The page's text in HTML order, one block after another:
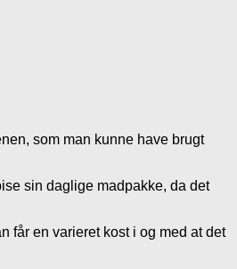
som man kunne have brugt
sin daglige madpakke, da det
får en varieret kost i og med at det